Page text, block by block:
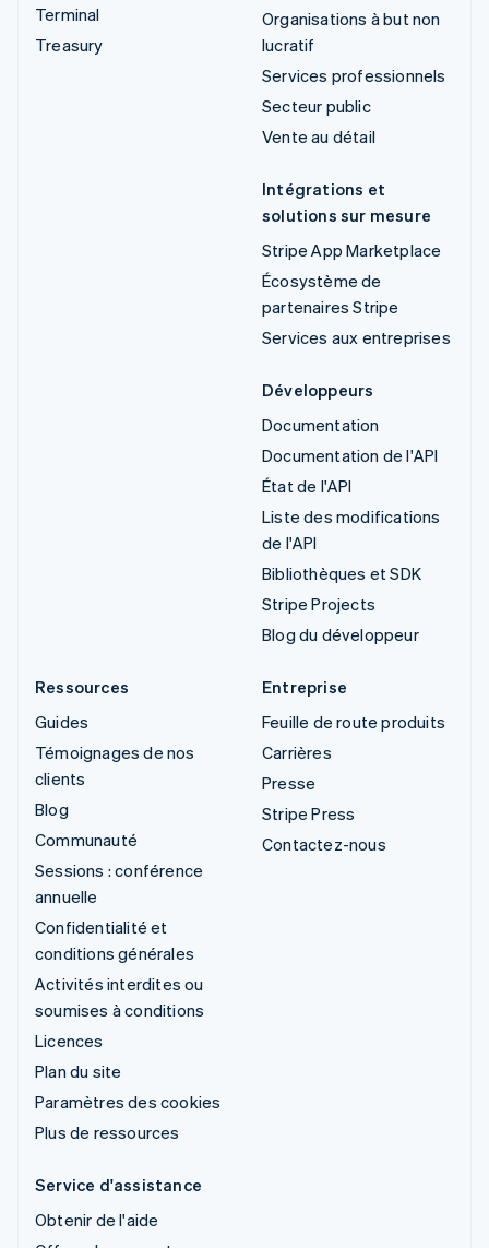
Terminal
Treasury
Organisations à but non
lucratif
Services professionnels
Secteur public
Vente au détail
Intégrations et
solutions sur mesure
Stripe App Marketplace
Écosystème de
partenaires Stripe
Services aux entreprises
Développeurs
Documentation
Documentation de l'API
État de l'API
Liste des modifications
de l'API
Bibliothèques et SDK
Stripe Projects
Blog du développeur
Ressources
Guides
Témoignages de nos
clients
Blog
Communauté
Sessions : conférence
annuelle
Confidentialité et
conditions générales
Activités interdites ou
soumises à conditions
Licences
Plan du site
Paramètres des cookies
Plus de ressources
Entreprise
Feuille de route produits
Carrières
Presse
Stripe Press
Contactez-nous
Service d'assistance
Obtenir de l'aide